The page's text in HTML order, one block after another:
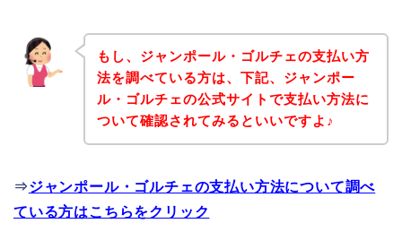
もし、ジャンポール・ゴルチェの支払い方
法を調べている方は、下記、ジャンポー
ル・ゴルチェの公式サイトで支払い方法に
ついて確認されてみるといいですよ♪
⇒ジャンポール・ゴルチェの支払い方法について調べ
ている方はこちらをクリック